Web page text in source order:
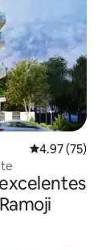
Calificación
4.97 (75)